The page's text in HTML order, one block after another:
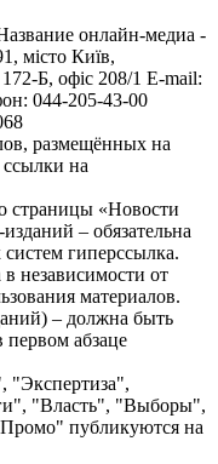
онлайн-медиа -
місто Київ,
Б, офіс 208/1 E-mail:
044-205-43-00
размещённых на
ссылки на
страницы «Новости
– обязательна
гиперссылка.
независимости от
материалов.
– должна быть
первом абзаце
"Экспертиза",
"Власть", "Выборы",
публикуются на